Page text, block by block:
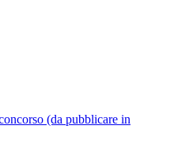
(da pubblicare in